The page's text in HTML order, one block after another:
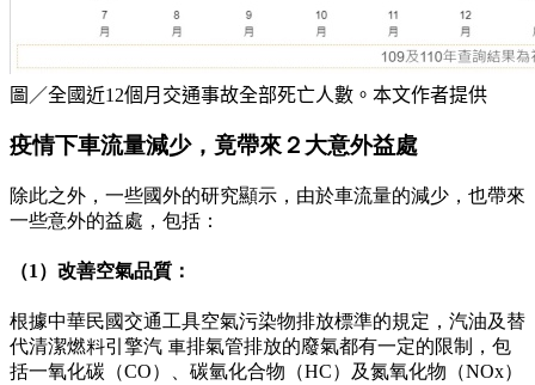
圖／全國近12個月交通事故全部死亡人數。本文作者提供
疫情下車流量減少，竟帶來２大意外益處
除此之外，一些國外的研究顯示，由於車流量的減少，也帶來
一些意外的益處，包括：
（1）改善空氣品質：
根據中華民國交通工具空氣污染物排放標準的規定，汽油及替
代清潔燃料引擎汽 車排氣管排放的廢氣都有一定的限制，包
括一氧化碳（CO）、碳氫化合物（HC）及氮氧化物（NOx）